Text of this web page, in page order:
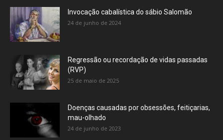
Invocação cabalística do sábio Salomão
24 de junho de 2024
Regressão ou recordação de vidas passadas
(RVP)
25 de maio de 2025
Doenças causadas por obsessões, feitiçarias,
mau-olhado
24 de junho de 2023